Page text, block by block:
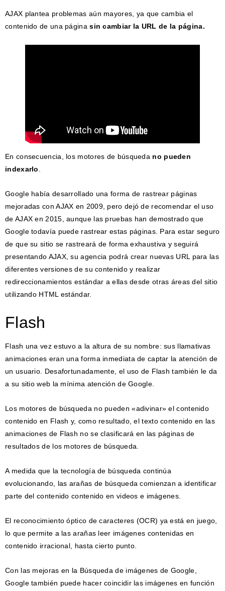
AJAX plantea problemas aún mayores, ya que cambia el
contenido de una páginasin cambiar la URL de la página.
En consecuencia, los motores de búsqueda no pueden
indexarlo
Google había desarrollado una forma de rastrear páginas
mejoradas con AJAX en 2009, pero dejó de recomendar el uso
de AJAX en 2015, aunque las pruebas han demostrado que
Google todavía puede rastrear estas páginas. Para estar seguro
de que su sitio se rastreará de forma exhaustiva y seguirá
presentando AJAX, su agencia podrá crear nuevas URL para las
diferentes versiones de su contenido y realizar
redireccionamientos estándar a ellas desde otras áreas del sitio
utilizando HTML estándar.
Flash
Flash una vez estuvo a la altura de su nombre: sus llamativas
animaciones eran una forma inmediata de captar la atención de
un usuario. Desafortunadamente, el uso de Flash también le da
a su sitio web la mínima atención de Google.
Los motores de búsqueda no pueden «adivinar» el contenido
contenido en Flash y, como resultado, el texto contenido en las
animaciones de Flash no se clasificará en las páginas de
resultados de los motores de búsqueda.
A medida que la tecnología de búsqueda continúa
evolucionando, las arañas de búsqueda comienzan a identificar
parte del contenido contenido en videos e imágenes.
El reconocimiento óptico de caracteres (OCR) ya está en juego,
lo que permite a las arañas leer imágenes contenidas en
contenido irracional, hasta cierto punto.
Con las mejoras en la Búsqueda de imágenes de Google,
Google también puede hacer coincidir las imágenes en función